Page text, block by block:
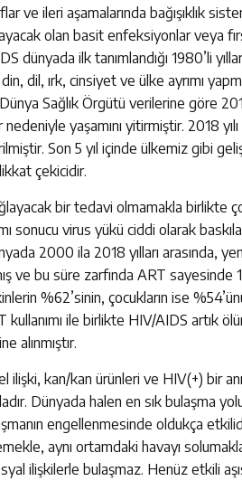
ve ileri aşamalarında bağışıklık
olan basit enfeksiyonlar veya
ilk tanımlandığı 1980’li
dil, ırk, cinsiyet ve ülke ayrımı
Sağlık Örgütü verilerine göre
yaşamını yitirmiştir. 2018
Son 5 yıl içinde ülkemiz gibi
çekicidir.
bir tedavi olmamakla birlikte
sonucu virus yükü ciddi olarak
2000 ila 2018 yılları arasında,
ve bu süre zarfında ART sayesinde
%62’sinin, çocukların ise
ile birlikte HIV/AIDS artık
alınmıştır.
ilişki, kan/kan ürünleri ve HIV(+) bir
Dünyada halen en sık bulaşma
engellenmesinde oldukça
aynı ortamdaki havayı
ilişkilerle bulaşmaz. Henüz etkili